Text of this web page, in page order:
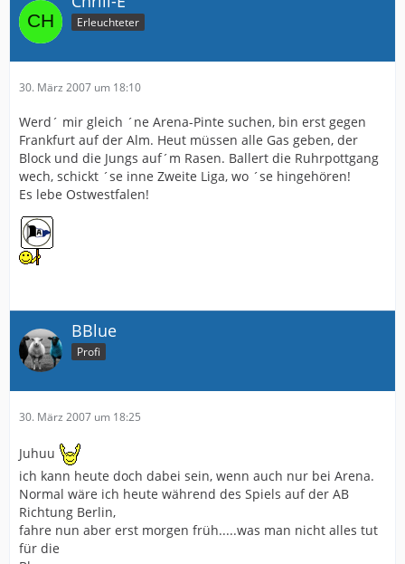
Erleuchteter
30. März 2007 um 18:10
Werd´ mir gleich ´ne Arena-Pinte suchen, bin erst gegen
Frankfurt auf der Alm. Heut müssen alle Gas geben, der
Block und die Jungs auf´m Rasen. Ballert die Ruhrpottgang
wech, schickt ´se inne Zweite Liga, wo ´se hingehören!
Es lebe Ostwestfalen!
BBlue
Profi
30. März 2007 um 18:25
Juhuu
ich kann heute doch dabei sein, wenn auch nur bei Arena.
Normal wäre ich heute während des Spiels auf der AB
Richtung Berlin,
fahre nun aber erst morgen früh.....was man nicht alles tut
für die